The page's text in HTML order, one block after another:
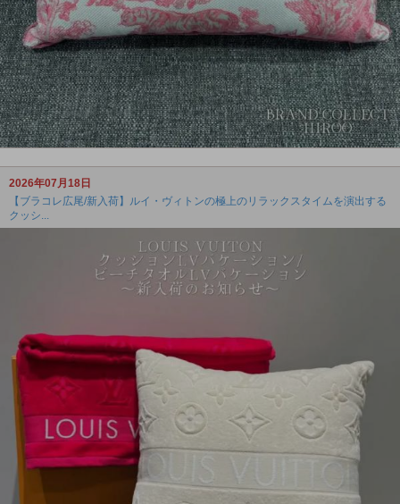
2026年07月18日
【ブラコレ広尾/新入荷】ルイ・ヴィトンの極上のリラックスタイムを演出する
クッシ...